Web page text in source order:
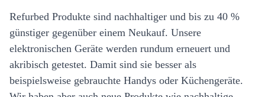
Refurbed Produkte sind nachhaltiger und bis zu 40 %
günstiger gegenüber einem Neukauf. Unsere
elektronischen Geräte werden rundum erneuert und
akribisch getestet. Damit sind sie besser als
beispielsweise gebrauchte Handys oder Küchengeräte.